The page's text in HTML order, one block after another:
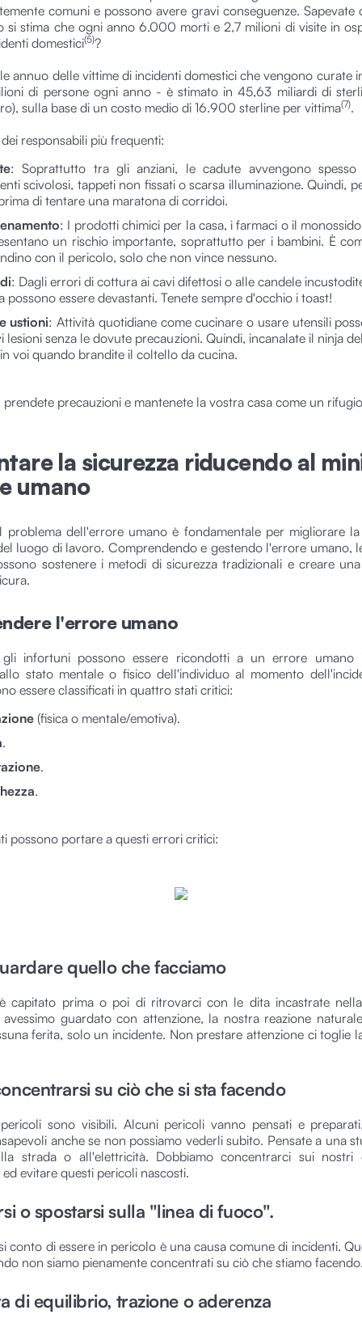
comuni e possono avere gravi conseguenze. Sapevate
si stima che ogni anno 6.000 morti e 2,7 milioni di visite in
domestici(5)?
annuo delle vittime di incidenti domestici che vengono curate
di persone ogni anno - è stimato in 45,63 miliardi di
sulla base di un costo medio di 16.900 sterline per vittima(7).
responsabili più frequenti:
: Soprattutto tra gli anziani, le cadute avvengono
scivolosi, tappeti non fissati o scarsa illuminazione. Quindi,
di tentare una maratona di corridoi.
: I prodotti chimici per la casa, i farmaci o il
un rischio importante, soprattutto per i bambini. È
con il pericolo, solo che non vince nessuno.
: Dagli errori di cottura ai cavi difettosi o alle candele
possono essere devastanti. Tenete sempre d'occhio i toast!
ustioni: Attività quotidiane come cucinare o usare utensili
lesioni senza le dovute precauzioni. Quindi, incanalate il ninja
voi quando brandite il coltello da cucina.
precauzioni e mantenete la vostra casa come un
la sicurezza riducendo al
umano
problema dell'errore umano è fondamentale per migliorare la
luogo di lavoro. Comprendendo e gestendo l'errore umano,
sostenere i metodi di sicurezza tradizionali e creare
l'errore umano
infortuni possono essere ricondotti a un errore umano
stato mentale o fisico dell'individuo al momento
essere classificati in quattro stati critici:
(fisica o mentale/emotiva).
.
.
.
possono portare a questi errori critici:
quello che facciamo
capitato prima o poi di ritrovarci con le dita incastrate
guardato con attenzione, la nostra reazione
ferita, solo un incidente. Non prestare attenzione ci toglie
su ciò che si sta facendo
sono visibili. Alcuni pericoli vanno pensati e
anche se non possiamo vederli subito. Pensate a una
strada o all'elettricità. Dobbiamo concentrarci sui nostri
evitare questi pericoli nascosti.
o spostarsi sulla "linea di fuoco".
conto di essere in pericolo è una causa comune di incidenti.
non siamo pienamente concentrati su ciò che stiamo
di equilibrio, trazione o aderenza